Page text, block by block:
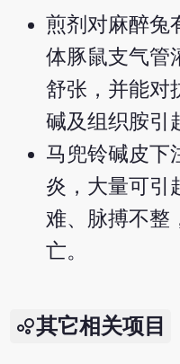
煎剂对麻醉兔
体豚鼠支气管
舒张，并能对
碱及组织胺引
马兜铃碱皮下
炎，大量可引
难、脉搏不整
亡。
其它相关项目